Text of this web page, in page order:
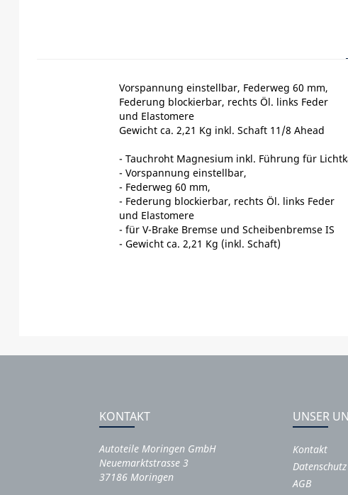
Vorspannung einstellbar, Federweg 60 mm,
Federung blockierbar, rechts Öl. links Feder
und Elastomere
Gewicht ca. 2,21 Kg inkl. Schaft 11/8 Ahead
- Tauchroht Magnesium inkl. Führung für
- Vorspannung einstellbar,
- Federweg 60 mm,
- Federung blockierbar, rechts Öl. links Feder
und Elastomere
- für V-Brake Bremse und Scheibenbremse IS
- Gewicht ca. 2,21 Kg (inkl. Schaft)
KONTAKT
Autoteile Moringen GmbH
Neuemarktstrasse 3
37186 Moringen
UNSER
Kontakt
Datenschutz
AGB